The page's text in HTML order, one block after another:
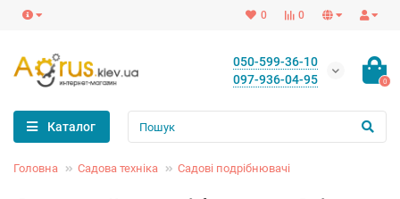
0
0
050-599-36-10
097-936-04-95
0
Каталог
Головна Садова техніка Садові подрібнювачі